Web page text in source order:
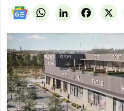
WhatsAppLinkedIn X
Facebook